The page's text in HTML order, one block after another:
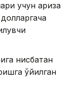
учун ариза
нисбатан
қўйилган